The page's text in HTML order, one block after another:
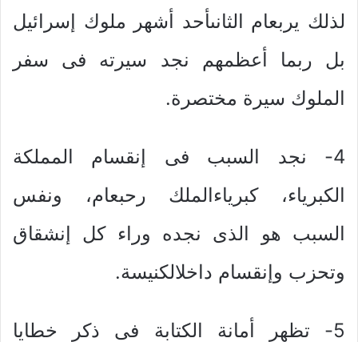
لذلك يربعام الثانىأحد أشهر ملوك إسرائيل
بل ربما أعظمهم نجد سيرته فى سفر
الملوك سيرة مختصرة.
4- نجد السبب فى إنقسام المملكة
الكبرياء، كبرياءالملك رحبعام، ونفس
السبب هو الذى نجده وراء كل إنشقاق
وتحزب وإنقسام داخلالكنيسة.
5- تظهر أمانة الكتابة فى ذكر خطايا